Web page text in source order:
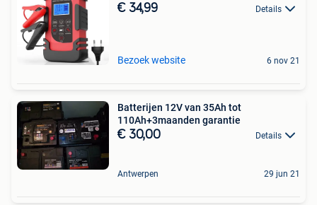
€ 34,99 Details
Bezoek website 6 nov 21
Batterijen 12V van 35Ah tot
110Ah+3maanden garantie
€ 30,00 Details
Antwerpen 29 jun 21